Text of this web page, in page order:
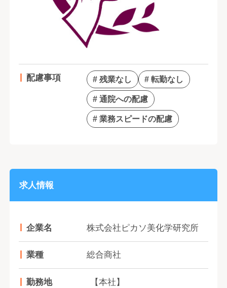
配慮事項 # 残業なし # 転勤なし
# 通院への配慮
# 業務スピードの配慮
求人情報
企業名 株式会社ピカソ美化学研究所
業種 総合商社
勤務地
【本社】